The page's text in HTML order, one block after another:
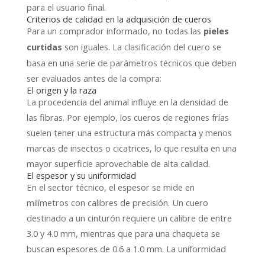
para el usuario final.
Criterios de calidad en la adquisición de cueros
Para un comprador informado, no todas las pieles
curtidas son iguales. La clasificación del cuero se
basa en una serie de parámetros técnicos que deben
ser evaluados antes de la compra:
El origen y la raza
La procedencia del animal influye en la densidad de
las fibras. Por ejemplo, los cueros de regiones frías
suelen tener una estructura más compacta y menos
marcas de insectos o cicatrices, lo que resulta en una
mayor superficie aprovechable de alta calidad.
El espesor y su uniformidad
En el sector técnico, el espesor se mide en
milímetros con calibres de precisión. Un cuero
destinado a un cinturón requiere un calibre de entre
3.0 y 4.0 mm, mientras que para una chaqueta se
buscan espesores de 0.6 a 1.0 mm. La uniformidad